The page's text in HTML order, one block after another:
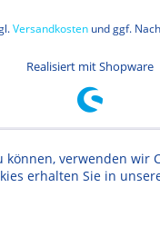
Versandkostenund ggf.
Realisiert mit Shopware
verwenden
erhalten Sie in